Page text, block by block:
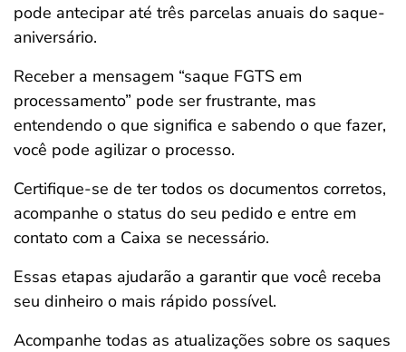
pode antecipar até três parcelas anuais do saque-
aniversário.
Receber a mensagem “saque FGTS em
processamento” pode ser frustrante, mas
entendendo o que significa e sabendo o que fazer,
você pode agilizar o processo.
Certifique-se de ter todos os documentos corretos,
acompanhe o status do seu pedido e entre em
contato com a Caixa se necessário.
Essas etapas ajudarão a garantir que você receba
seu dinheiro o mais rápido possível.
Acompanhe todas as atualizações sobre os saques